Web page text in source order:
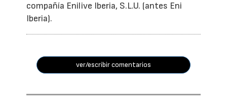
compañía Enilive Iberia, S.L.U. (antes Eni
Iberia).
ver/escribir comentarios